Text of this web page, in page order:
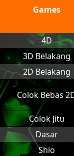
Games
4D
3D Belakang
2D Belakang
Colok Bebas
Colok Jitu
Dasar
Shio